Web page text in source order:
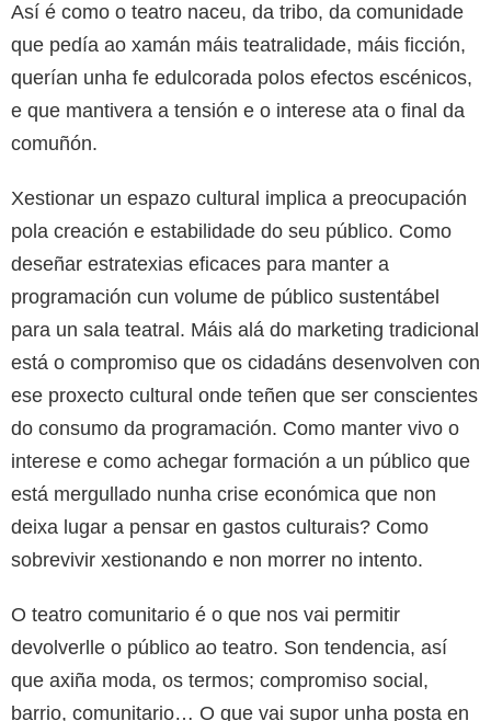
Así é como o teatro naceu, da tribo, da comunidade
que pedía ao xamán máis teatralidade, máis ficción,
querían unha fe edulcorada polos efectos escénicos,
e que mantivera a tensión e o interese ata o final da
comuñón.
Xestionar un espazo cultural implica a preocupación
pola creación e estabilidade do seu público. Como
deseñar estratexias eficaces para manter a
programación cun volume de público sustentábel
para un sala teatral. Máis alá do marketing tradicional
está o compromiso que os cidadáns desenvolven con
ese proxecto cultural onde teñen que ser conscientes
do consumo da programación. Como manter vivo o
interese e como achegar formación a un público que
está mergullado nunha crise económica que non
deixa lugar a pensar en gastos culturais? Como
sobrevivir xestionando e non morrer no intento.
O teatro comunitario é o que nos vai permitir
devolverlle o público ao teatro. Son tendencia, así
que axiña moda, os termos; compromiso social,
barrio, comunitario… O que vai supor unha posta en